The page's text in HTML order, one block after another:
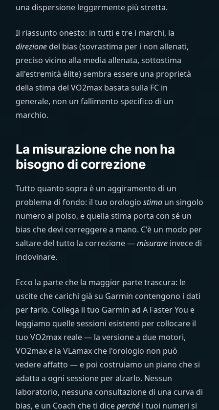
una dispersione leggermente più stretta.
Il riassunto onesto: in tutti e tre i marchi, la
direzione del bias (sovrastima per i non allenati,
preciso vicino alla media allenata, sottostima
all'estremità élite) sembra essere una proprietà
della stima del VO2max basata sulla FC in
generale, non un fallimento specifico di un
marchio.
La misurazione che non ha
bisogno di correzione
Tutto quanto sopra è un aggiramento di un
problema di fondo: il tuo orologio stima un singolo
numero al polso, e quella stima porta con sé un
bias che devi correggere a mano. C'è un modo per
saltare del tutto la correzione —misurare invece di
indovinare.
Ecco la parte che la maggior parte trascura: le
uscite che carichi già su Garmin contengono i dati
per farlo. Collega il tuo Garmin ad A Faster You e
leggiamo quelle sessioni esistenti per collocare il
tuo VO2max reale — la versione a due motori,
VO2maxe la VLamax che l'orologio non può
vedere affatto — e poi costruiamo un piano che si
adatta a ogni sessione per alzarlo. Nessun
laboratorio, nessuna consultazione di una curva di
bias, e un Coach che ti diceperché i tuoi numeri si